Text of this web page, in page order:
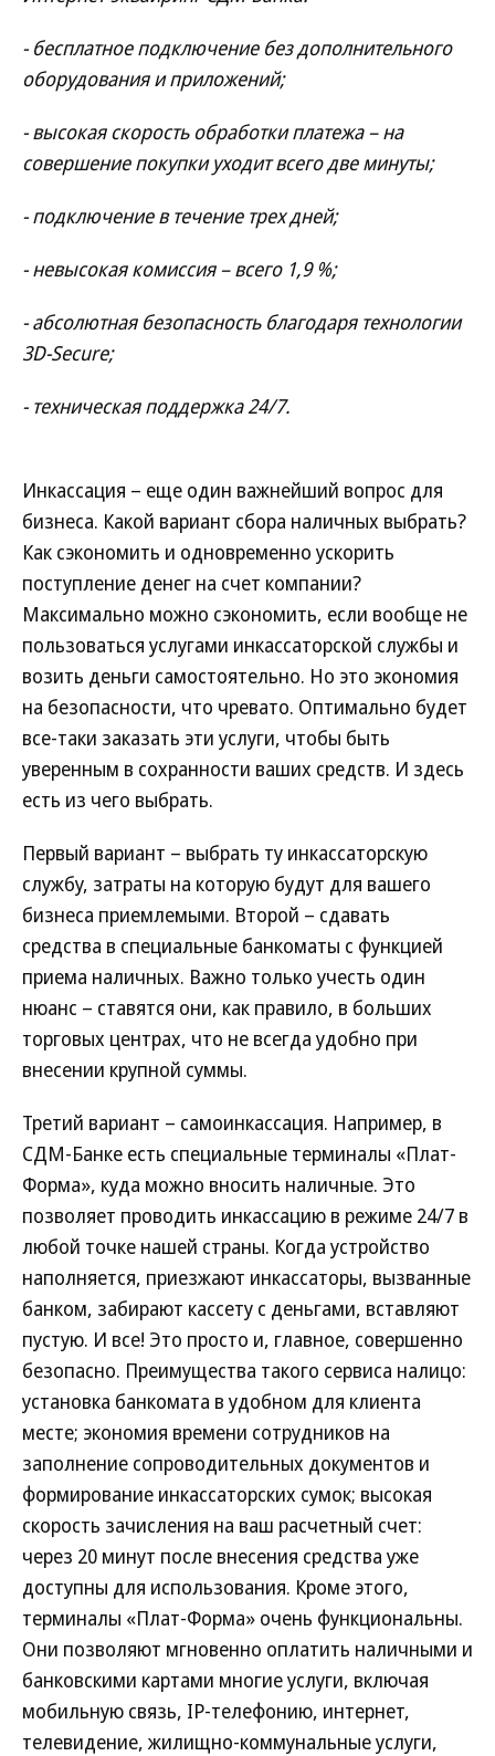
- бесплатное подключение без дополнительного
оборудования и приложений;
- высокая скорость обработки платежа – на
совершение покупки уходит всего две минуты;
- подключение в течение трех дней;
- невысокая комиссия – всего 1,9 %;
- абсолютная безопасность благодаря технологии
3D-Secure;
- техническая поддержка 24/7.
Инкассация – еще один важнейший вопрос для
бизнеса. Какой вариант сбора наличных выбрать?
Как сэкономить и одновременно ускорить
поступление денег на счет компании?
Максимально можно сэкономить, если вообще не
пользоваться услугами инкассаторской службы и
возить деньги самостоятельно. Но это экономия
на безопасности, что чревато. Оптимально будет
все-таки заказать эти услуги, чтобы быть
уверенным в сохранности ваших средств. И здесь
есть из чего выбрать.
Первый вариант – выбрать ту инкассаторскую
службу, затраты на которую будут для вашего
бизнеса приемлемыми. Второй – сдавать
средства в специальные банкоматы с функцией
приема наличных. Важно только учесть один
нюанс – ставятся они, как правило, в больших
торговых центрах, что не всегда удобно при
внесении крупной суммы.
Третий вариант – самоинкассация. Например, в
СДМ-Банке есть специальные терминалы «Плат-
Форма», куда можно вносить наличные. Это
позволяет проводить инкассацию в режиме 24/7 в
любой точке нашей страны. Когда устройство
наполняется, приезжают инкассаторы, вызванные
банком, забирают кассету с деньгами, вставляют
пустую. И все! Это просто и, главное, совершенно
безопасно. Преимущества такого сервиса налицо:
установка банкомата в удобном для клиента
месте; экономия времени сотрудников на
заполнение сопроводительных документов и
формирование инкассаторских сумок; высокая
скорость зачисления на ваш расчетный счет:
через 20 минут после внесения средства уже
доступны для использования. Кроме этого,
терминалы «Плат-Форма» очень функциональны.
Они позволяют мгновенно оплатить наличными и
банковскими картами многие услуги, включая
мобильную связь, IP-телефонию, интернет,
телевидение, жилищно-коммунальные услуги,